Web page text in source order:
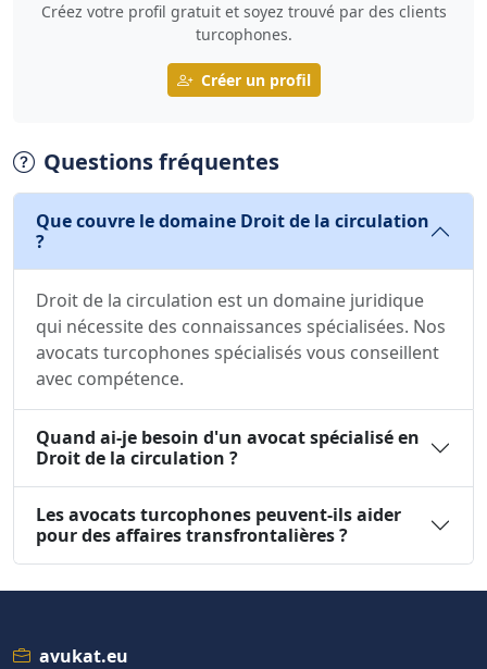
Créez votre profil gratuit et soyez trouvé par des clients
turcophones.
Créer un profil
Questions fréquentes
Que couvre le domaine Droit de la circulation
?
Droit de la circulation est un domaine juridique
qui nécessite des connaissances spécialisées. Nos
avocats turcophones spécialisés vous conseillent
avec compétence.
Quand ai-je besoin d'un avocat spécialisé en
Droit de la circulation ?
Les avocats turcophones peuvent-ils aider
pour des affaires transfrontalières ?
avukat.eu